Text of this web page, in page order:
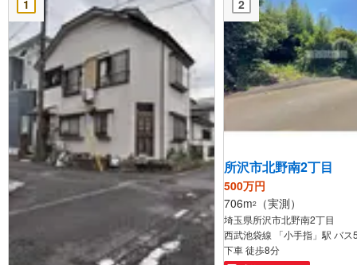
1 2
所沢市北野南2丁目
500万円
706m2 （実測）
埼玉県所沢市北野南2丁目
西武池袋線 「小手指」駅 バス
下車 徒歩8分